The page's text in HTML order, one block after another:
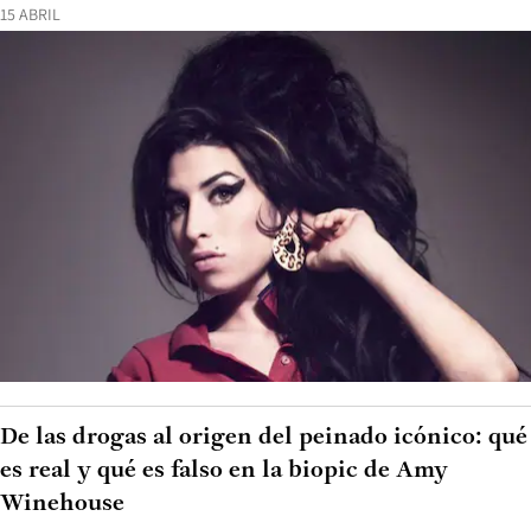
15 ABRIL
De las drogas al origen del peinado icónico: qué
es real y qué es falso en la biopic de Amy
Winehouse